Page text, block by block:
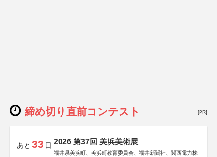
締め切り直前コンテスト [PR]
あと 33 日 2026 第37回 美浜美術展
福井県美浜町、美浜町教育委員会、福井新聞社、関西電力株